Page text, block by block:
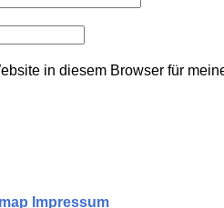
in diesem Browser für
Impressum